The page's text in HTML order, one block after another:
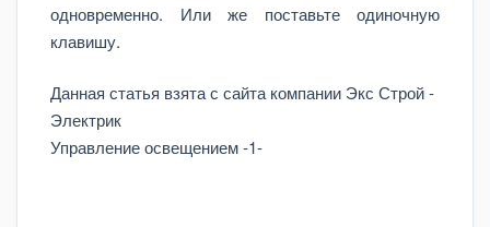
одновременно. Или же поставьте одиночную
клавишу.
Данная статья взята с сайта компании Экс Строй -
Электрик
Управление освещением -1-